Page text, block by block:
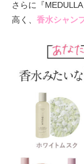
さらに『
高く、 香水シャン